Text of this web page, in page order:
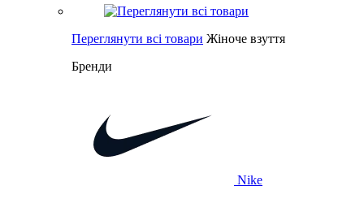
Переглянути всі товари Жіноче взуття
Бренди
Nike